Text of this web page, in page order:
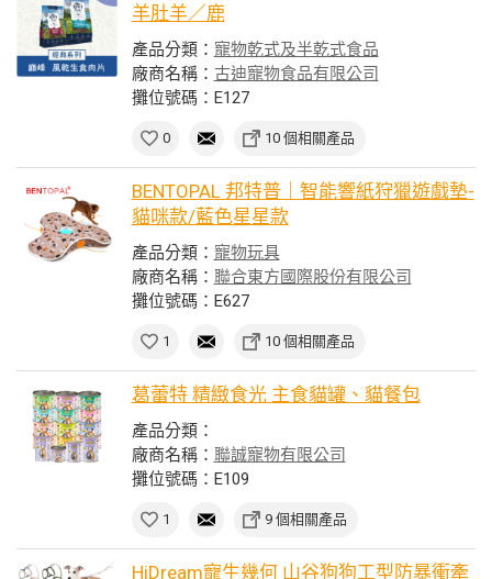
羊肚羊／鹿
產品分類： 寵物乾式及半乾式食品
廠商名稱： 古迪寵物食品有限公司
攤位號碼：E127
0 10 個相關產品
BENTOPAL 邦特普｜智能響紙狩獵遊戲墊-
貓咪款/藍色星星款
產品分類： 寵物玩具
廠商名稱： 聯合東方國際股份有限公司
攤位號碼：E627
1 10 個相關產品
葛蕾特 精緻食光 主食貓罐、貓餐包
產品分類：
廠商名稱： 聯誠寵物有限公司
攤位號碼：E109
1 9 個相關產品
HiDream寵生幾何 山谷狗狗工型防暴衝牽